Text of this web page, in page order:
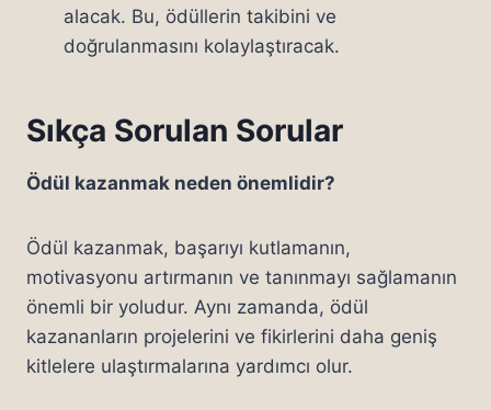
alacak. Bu, ödüllerin takibini ve
doğrulanmasını kolaylaştıracak.
Sıkça Sorulan Sorular
Ödül kazanmak neden önemlidir?
Ödül kazanmak, başarıyı kutlamanın,
motivasyonu artırmanın ve tanınmayı sağlamanın
önemli bir yoludur. Aynı zamanda, ödül
kazananların projelerini ve fikirlerini daha geniş
kitlelere ulaştırmalarına yardımcı olur.